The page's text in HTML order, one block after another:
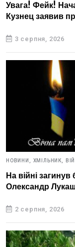
Увага! Фейк!
Кузнец заявив
3 серпня, 2026
НОВИНИ, ХМІЛЬНИК,
На війні
Олександр
2 серпня, 2026